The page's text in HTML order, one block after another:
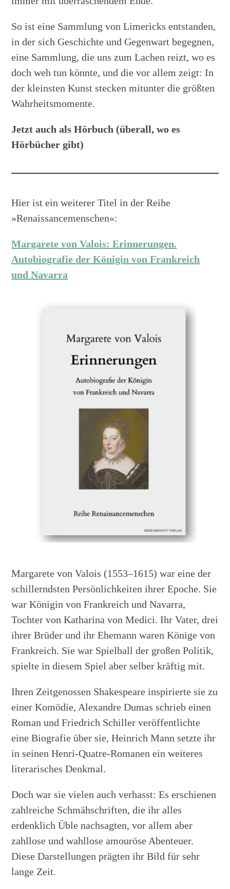
So ist eine Sammlung von Limericks entstanden,
in der sich Geschichte und Gegenwart begegnen,
eine Sammlung, die uns zum Lachen reizt, wo es
doch weh tun könnte, und die vor allem zeigt: In
der kleinsten Kunst stecken mitunter die größten
Wahrheitsmomente.
Jetzt auch als Hörbuch (überall, wo es
Hörbücher gibt)
Hier ist ein weiterer Titel in der Reihe
»Renaissancemenschen«:
Margarete von Valois: Erinnerungen.
Autobiografie der Königin von Frankreich
und Navarra
Margarete von Valois (1553–1615) war eine der
schillerndsten Persönlichkeiten ihrer Epoche. Sie
war Königin von Frankreich und Navarra,
Tochter von Katharina von Medici. Ihr Vater, drei
ihrer Brüder und ihr Ehemann waren Könige von
Frankreich. Sie war Spielball der großen Politik,
spielte in diesem Spiel aber selber kräftig mit.
Ihren Zeitgenossen Shakespeare inspirierte sie zu
einer Komödie, Alexandre Dumas schrieb einen
Roman und Friedrich Schiller veröffentlichte
eine Biografie über sie, Heinrich Mann setzte ihr
in seinen Henri-Quatre-Romanen ein weiteres
literarisches Denkmal.
Doch war sie vielen auch verhasst: Es erschienen
zahlreiche Schmähschriften, die ihr alles
erdenklich Üble nachsagten, vor allem aber
zahllose und wahllose amouröse Abenteuer.
Diese Darstellungen prägten ihr Bild für sehr
lange Zeit.